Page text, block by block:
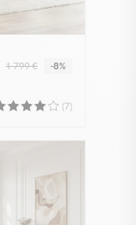
1 799 € -8%
(7)